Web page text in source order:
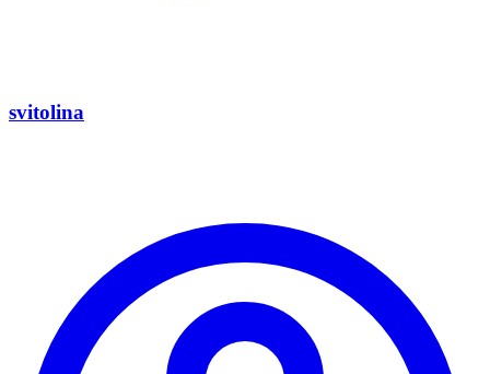
svitolina